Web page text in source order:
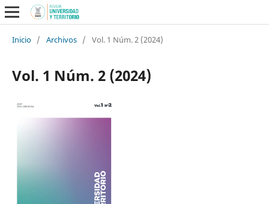
Inicio / Archivos / Vol. 1 Núm. 2 (2024)
Vol. 1 Núm. 2 (2024)